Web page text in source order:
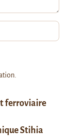
ferroviaire
Stihia